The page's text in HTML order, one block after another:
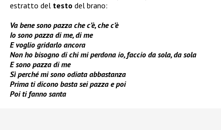
estratto del testo del brano:
Va bene sono pazza che c’è, che c’è
Io sono pazza di me, di me
E voglio gridarlo ancora
Non ho bisogno di chi mi perdona io, faccio da sola, da sola
E sono pazza di me
Sì perché mi sono odiata abbastanza
Prima ti dicono basta sei pazza e poi
Poi ti fanno santa